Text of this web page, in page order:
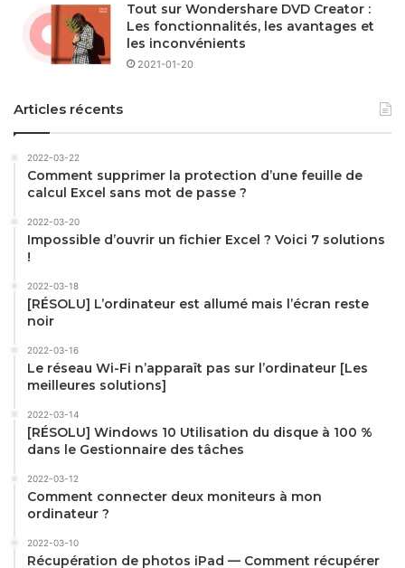
Tout sur Wondershare DVD Creator :
Les fonctionnalités, les avantages et
les inconvénients
2021-01-20
Articles récents
2022-03-22
Comment supprimer la protection d’une feuille de
calcul Excel sans mot de passe ?
2022-03-20
Impossible d’ouvrir un fichier Excel ? Voici 7 solutions
!
2022-03-18
[RÉSOLU] L’ordinateur est allumé mais l’écran reste
noir
2022-03-16
Le réseau Wi-Fi n’apparaît pas sur l’ordinateur [Les
meilleures solutions]
2022-03-14
[RÉSOLU] Windows 10 Utilisation du disque à 100 %
dans le Gestionnaire des tâches
2022-03-12
Comment connecter deux moniteurs à mon
ordinateur ?
2022-03-10
Récupération de photos iPad — Comment récupérer